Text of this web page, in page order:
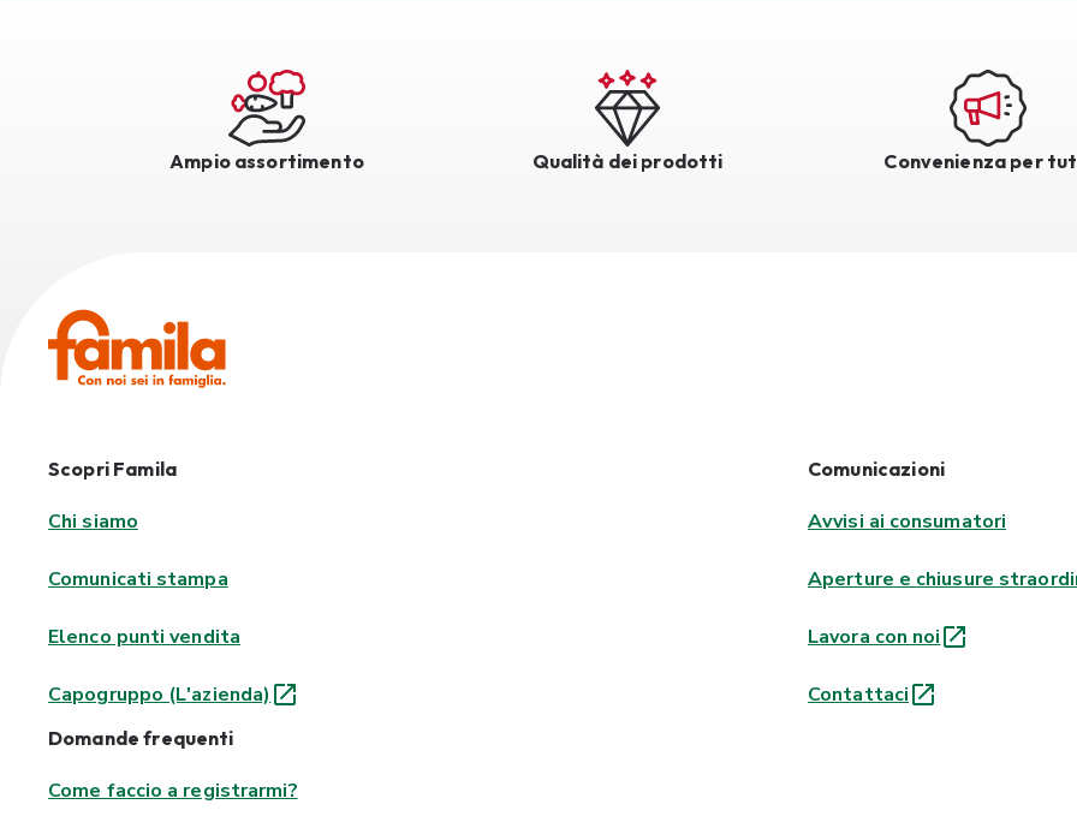
Ampio assortimento Qualità dei prodotti Convenienza per
Scopri Famila
Chi siamo
Comunicati stampa
Elenco punti vendita
Capogruppo (L'azienda)
Comunicazioni
Avvisi ai consumatori
Aperture e chiusure
Lavora con noi
Contattaci
Domande frequenti
Come faccio a registrarmi?